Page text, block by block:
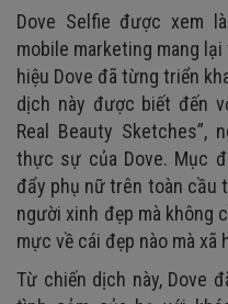
Dove Selfie được xem
mobile marketing mang
hiệu Dove đã từng triển
dịch này được biết đến
Real Beauty Sketches”,
thực sự của Dove. Mục
đẩy phụ nữ trên toàn cầu
người xinh đẹp mà không
mực về cái đẹp nào mà xã
Từ chiến dịch này, Dove